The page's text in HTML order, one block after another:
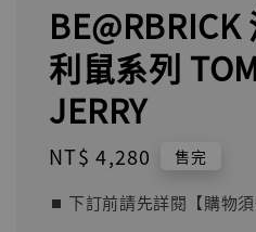
利鼠系列
JERRY
Regular
NT$ 4,280 售完
⏹︎ 下訂前請先詳閱【購物須